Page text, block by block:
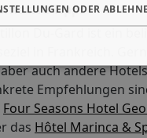
Tipps
auch andere
Empfehlungen
Four Seasons Hotel
das Hôtel Marinca &
ODER